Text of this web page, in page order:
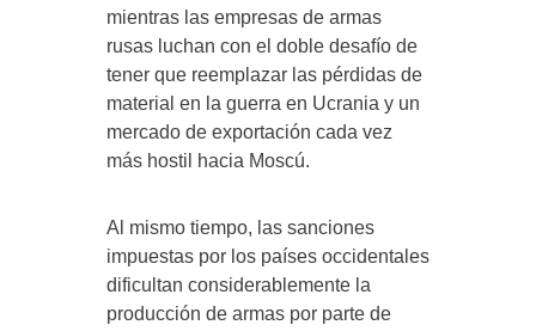
mientras las empresas de armas
rusas luchan con el doble desafío de
tener que reemplazar las pérdidas de
material en la guerra en Ucrania y un
mercado de exportación cada vez
más hostil hacia Moscú.
Al mismo tiempo, las sanciones
impuestas por los países occidentales
dificultan considerablemente la
producción de armas por parte de